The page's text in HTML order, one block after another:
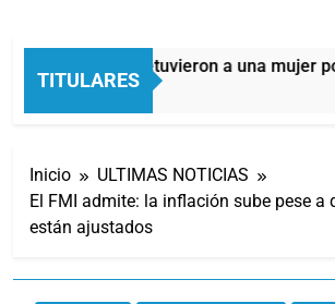
TITULARES
Quilmes: detuvieron a una mujer
6 Horas Atrás
Inicio
ULTIMAS NOTICIAS
El FMI admite: la inflación sube pese a
están ajustados